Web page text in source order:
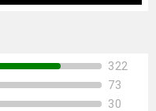
322
73
30